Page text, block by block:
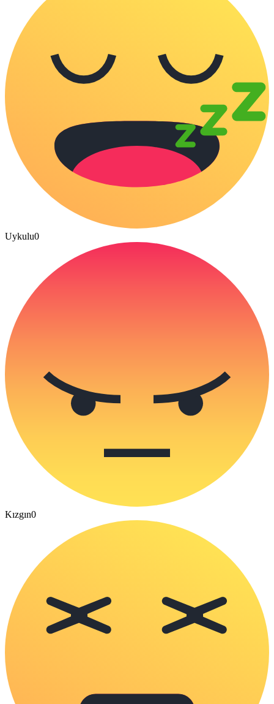
Uykulu0
Kızgın0